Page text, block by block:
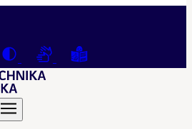
Contrast Connection with a sign
Tekst łatwy do